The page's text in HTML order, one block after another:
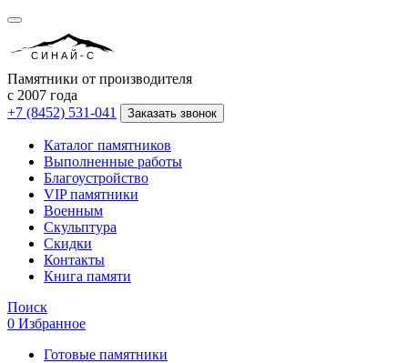
СИНАЙ-С
Памятники от производителя
с 2007 года
+7 (8452) 531-041
Заказать звонок
Каталог памятников
Выполненные работы
Благоустройство
VIP памятники
Военным
Скульптура
Скидки
Контакты
Книга памяти
Поиск
0 Избранное
Готовые памятники